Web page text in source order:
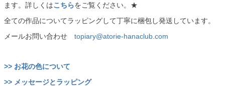
ます。詳しくはこちらをご覧ください。★
全ての作品についてラッピングして丁寧に梱包し発送しています。
メールお問い合わせ topiary@atorie-hanaclub.com
>> お花の色について
>> メッセージとラッピング